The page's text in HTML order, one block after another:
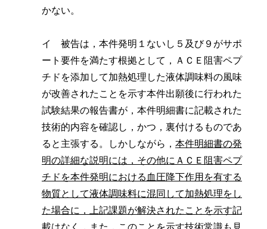
かない。
イ 被告は，本件発明１ないし５及び９がサポ
ート要件を満たす根拠として，ＡＣＥ阻害ペプ
チドを添加して加熱処理した液体調味料の風味
が改善されたことを示す本件出願後に行われた
試験結果の報告書が，本件明細書に記載された
技術的内容を確認し，かつ，裏付けるものであ
ると主張する。しかしながら， 本件明細書の発
明の詳細な説明には，その他にＡＣＥ阻害ペプ
チドを本件発明における血圧降下作用を有する
物質として液体調味料に混同して加熱処理をし
た場合に，上記課題が解決されたことを示す記
載はなく，また，このことを示す技術常識も見